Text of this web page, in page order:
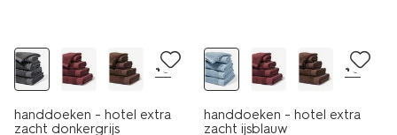
+8
handdoeken - hotel extra
zacht donkergrijs
+8
handdoeken - hotel extra
zacht ijsblauw